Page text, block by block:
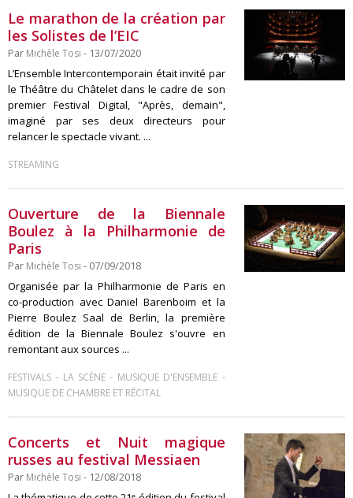
Le marathon de la création par
les Solistes de l’EIC
Par Michèle Tosi - 13/07/2020
L’Ensemble Intercontemporain était invité par
le Théâtre du Châtelet dans le cadre de son
premier Festival Digital, "Après, demain",
imaginé par ses deux directeurs pour
relancer le spectacle vivant. ...
STREAMING
Ouverture de la Biennale
Boulez à la Philharmonie de
Paris
Par Michèle Tosi - 07/09/2018
Organisée par la Philharmonie de Paris en
co-production avec Daniel Barenboim et la
Pierre Boulez Saal de Berlin, la première
édition de la Biennale Boulez s'ouvre en
remontant aux sources ...
FESTIVALS - LA SCÈNE - MUSIQUE D'ENSEMBLE -
MUSIQUE DE CHAMBRE ET RÉCITAL
Concerts et Nuit magique
russes au festival Messiaen
Par Michèle Tosi - 12/08/2018